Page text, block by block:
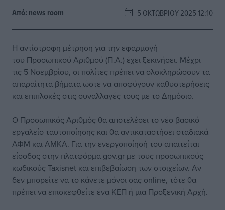
Από: news room 5 ΟΚΤΩΒΡΊΟΥ 2025 12:10
Η αντίστροφη μέτρηση για την εφαρμογή
του Προσωπικού Αριθμού (Π.Α.) έχει ξεκινήσει. Μέχρι
τις 5 Νοεμβρίου, οι πολίτες πρέπει να ολοκληρώσουν τα
απαραίτητα βήματα ώστε να αποφύγουν καθυστερήσεις
και επιπλοκές στις συναλλαγές τους με το Δημόσιο.
Ο Προσωπικός Αριθμός θα αποτελέσει το νέο βασικό
εργαλείο ταυτοποίησης και θα αντικαταστήσει σταδιακά
ΑΦΜ και ΑΜΚΑ. Για την ενεργοποίησή του απαιτείται
είσοδος στην πλατφόρμα gov.gr με τους προσωπικούς
κωδικούς Taxisnet και επιβεβαίωση των στοιχείων. Αν
δεν μπορείτε να το κάνετε μόνοι σας online, τότε θα
πρέπει να επισκεφθείτε ένα ΚΕΠ ή μια Προξενική Αρχή.